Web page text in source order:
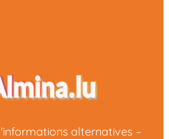
alternatives –